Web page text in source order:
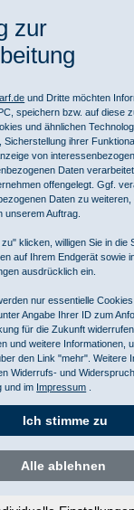
Allgemeine
Zubehör für
für Kinder
zur
und Dritte möchten
speichern bzw. auf diese
und ähnlichen
Sicherstellung ihrer
von
Daten
offengelegt. Ggf.
Daten zu weiteren,
unserem Auftrag.
klicken, willigen Sie in die
auf Ihrem Endgerät sowie
ausdrücklich ein.
nur essentielle
Angabe Ihrer ID zum
für die Zukunft widerrufen.
und weitere Informationen,
den Link "mehr". Weitere
Widerrufs- und
und im Impressum
Ich stimme zu
Alle ablehnen